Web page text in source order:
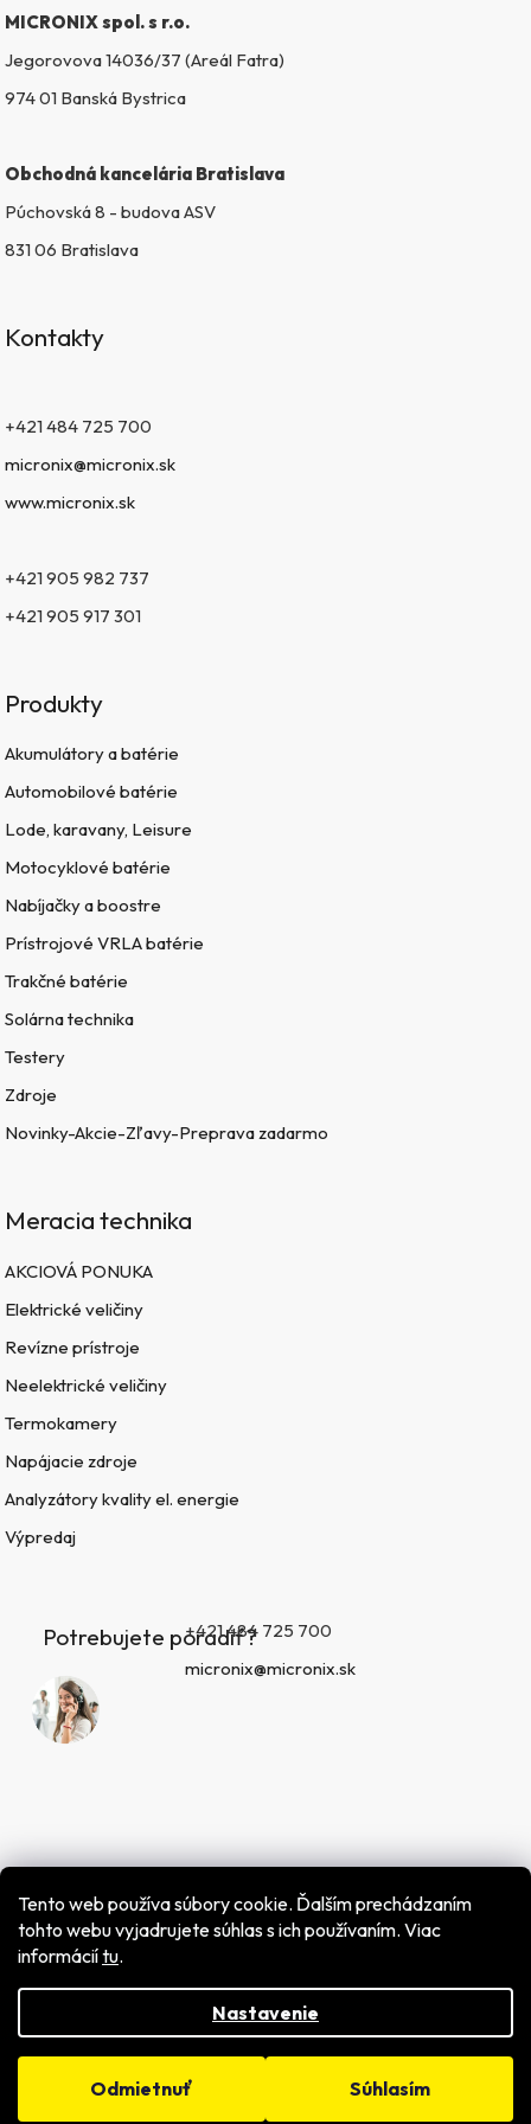
Tento web používa súbory cookie. Ďalším prechádzaním
tohto webu vyjadrujete súhlas s ich používaním. Viac
informáciítu.
Nastavenie
Odmietnuť Súhlasím
v
u
MICRONIX spol. s r.o.
Jegorovova 14036/37 (Areál Fatra)
974 01 Banská Bystrica
Obchodná kancelária Bratislava
Púchovská 8 - budova ASV
831 06 Bratislava
Kontakty
+421 484 725 700
micronix@micronix.sk
www.micronix.sk
+421 905 982 737
+421 905 917 301
Produkty
Akumulátory a batérie
Automobilové batérie
Lode, karavany, Leisure
Motocyklové batérie
Nabíjačky a boostre
Prístrojové VRLA batérie
Trakčné batérie
Solárna technika
Testery
Zdroje
Novinky-Akcie-Zľavy-Preprava zadarmo
Meracia technika
AKCIOVÁ PONUKA
Elektrické veličiny
Revízne prístroje
Neelektrické veličiny
Termokamery
Napájacie zdroje
Analyzátory kvality el. energie
Výpredaj
Potrebujete poradiť?+421 484 725 700
micronix@micronix.sk
Copyright 2026MICRONIX spol. s r.o.. Všetky práva
vyhradené.